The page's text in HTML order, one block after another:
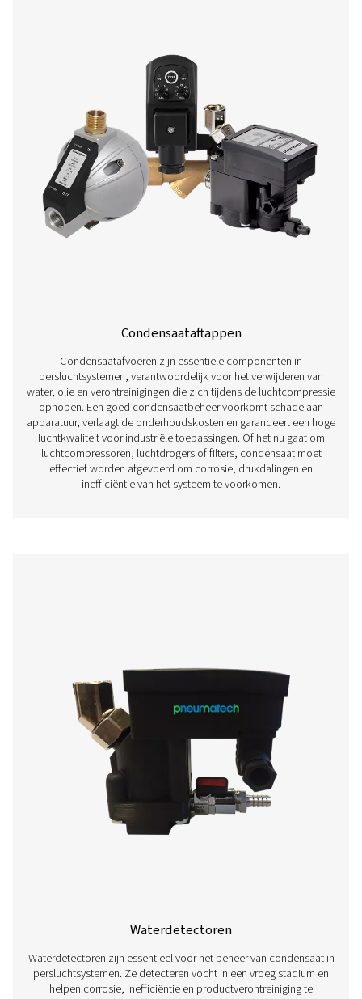
Een compleet
productassortiment
Lees hieronder meer over onze verschillende
oplossingen voor condensaatbeheer.
Condensaatafvoeren zijn essentiële
persluchtsystemen, verantwoordelijk voor het
water, olie en verontreinigingen die zich tijdens de
ophopen. Een goed condensaatbeheer voorkomt
apparatuur, verlaagt de onderhoudskosten en
luchtkwaliteit voor industriële toepassingen. Of het nu
luchtcompressoren, luchtdrogers of filters,
effectief worden afgevoerd om corrosie,
inefficiëntie van het systeem te voorkomen.